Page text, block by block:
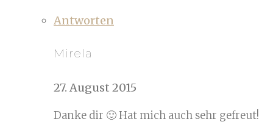
Antworten
Mirela
27. August 2015
Danke dir 🙂 Hat mich auch sehr gefreut!